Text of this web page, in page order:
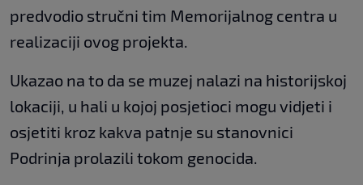
predvodio stručni tim Memorijalnog centra u
realizaciji ovog projekta.
Ukazao na to da se muzej nalazi na historijskoj
lokaciji, u hali u kojoj posjetioci mogu vidjeti i
osjetiti kroz kakva patnje su stanovnici
Podrinja prolazili tokom genocida.